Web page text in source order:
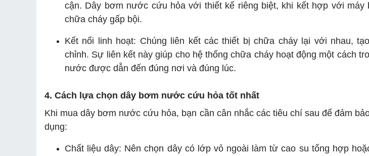
cận. Dây bơm nước cứu hỏa với thiết kế riêng biệt, khi kết hợp với máy
chữa cháy gấp bội.
Kết nối linh hoạt: Chúng liên kết các thiết bị chữa cháy lại với nhau,
chỉnh. Sự liên kết này giúp cho hệ thống chữa cháy hoạt động một cách
nước được dẫn đến đúng nơi và đúng lúc.
4. Cách lựa chọn dây bơm nước cứu hỏa tốt nhất
Khi mua dây bơm nước cứu hỏa, bạn cần cân nhắc các tiêu chí sau để đảm
dụng:
Chất liệu dây: Nên chọn dây có lớp vỏ ngoài làm từ cao su tổng hợp